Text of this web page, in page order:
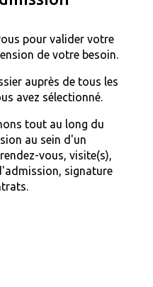
pour valider votre
de votre besoin.
auprès de tous les
avez sélectionné.
tout au long du
au sein d'un
vous, visite(s),
signature